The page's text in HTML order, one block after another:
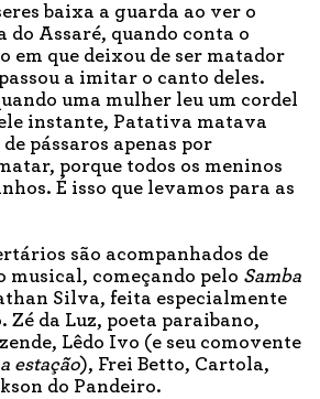
baixa a guarda ao ver o
do Assaré, quando conta o
em que deixou de ser matador
a imitar o canto deles.
uma mulher leu um cordel
instante, Patativa matava
pássaros apenas por
porque todos os meninos
É isso que levamos para as
são acompanhados de
musical, começando pelo Samba
Silva, feita especialmente
Zé da Luz, poeta paraibano,
Lêdo Ivo (e seu comovente
estação), Frei Betto, Cartola,
do Pandeiro.